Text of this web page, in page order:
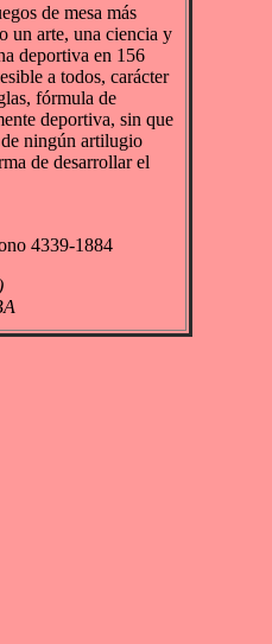
de mesa más
un arte, una ciencia y
deportiva en 156
a todos, carácter
fórmula de
deportiva, sin que
ningún artilugio
de desarrollar el
4339-1884